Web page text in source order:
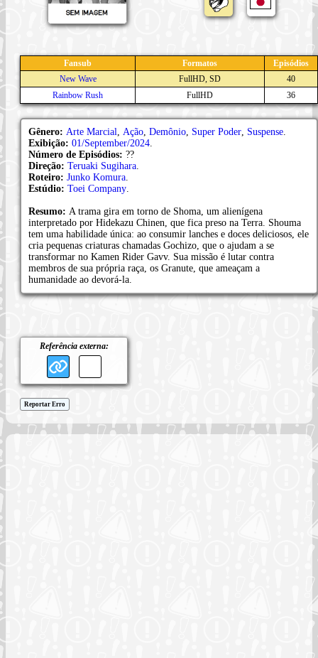
Fansub Formatos
Episódios
New Wave
FullHD, SD
40
Rainbow Rush
FullHD 36
Gênero: Arte Marcial Ação Demônio Super Poder Suspense
Exibição: 01/September/2024
Número de Episódios: ??
Direção: Teruaki Sugihara
Roteiro: Junko Komura
Estúdio: Toei Company
Resumo: A trama gira em torno de Shoma, um alienígena
interpretado por Hidekazu Chinen, que fica preso na Terra. Shouma
tem uma habilidade única: ao consumir lanches e doces deliciosos, ele
cria pequenas criaturas chamadas Gochizo, que o ajudam a se
transformar no Kamen Rider Gavv. Sua missão é lutar contra
membros de sua própria raça, os Granute, que ameaçam a
humanidade ao devorá-la.
Referência externa:
Reportar Erro